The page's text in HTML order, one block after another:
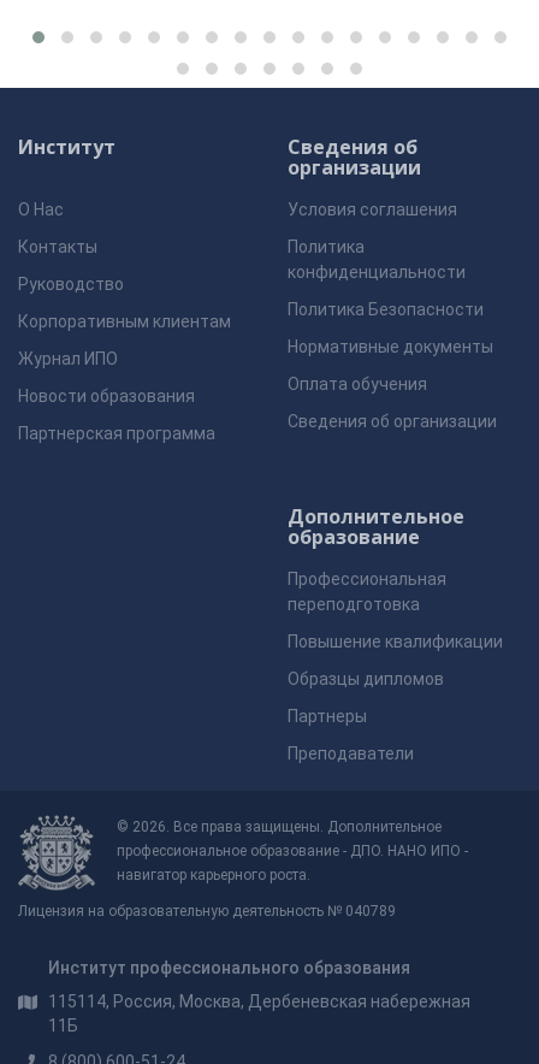
Институт
О Нас
Контакты
Руководство
Корпоративным клиентам
Журнал ИПО
Новости образования
Партнерская программа
Сведения об
организации
Условия соглашения
Политика
конфиденциальности
Политика Безопасности
Нормативные документы
Оплата обучения
Сведения об организации
Дополнительное
образование
Профессиональная
переподготовка
Повышение квалификации
Образцы дипломов
Партнеры
Преподаватели
© 2026. Все права защищены. Дополнительное
профессиональное образование - ДПО. НАНО ИПО -
навигатор карьерного роста.
Лицензия на образовательную деятельность № 040789
Институт профессионального образования
115114, Россия, Москва, Дербеневская набережная
11Б